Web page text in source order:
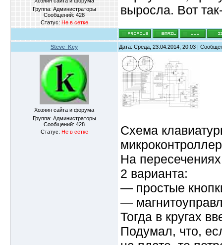
Группа: Администраторы
Сообщений: 428
Статус: Не в сетке
выросла. Вот
Steve_Key Дата: Среда, 23.04.2014, 20:03 |
Хозяин сайта и форума
Группа: Администраторы
Сообщений: 428
Статус: Не в сетке
Схема
На
2 варианта:
— простые
—
Тогда в кругах
Подумал, что,